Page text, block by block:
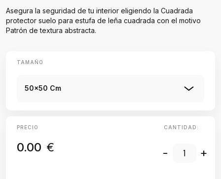
Asegura la seguridad de tu interior eligiendo la Cuadrada
protector suelo para estufa de leña cuadrada con el motivo
Patrón de textura abstracta.
TAMAÑO
50x50 Cm
PRECIO
0.00 €
CANTIDAD:
- +